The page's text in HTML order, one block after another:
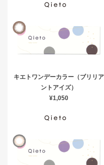
キエトワンデーカラー（ブリリア
ントアイズ）
¥1,050